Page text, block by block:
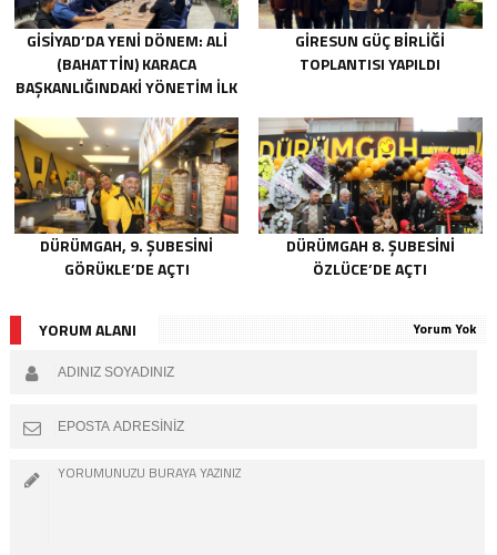
GİSİYAD’DA YENI DÖNEM: ALI
(BAHATTIN) KARACA
BAŞKANLIĞINDAKI YÖNETIM İLK
GIRESUN GÜÇ BIRLIĞI
TOPLANTISI YAPILDI
DÜRÜMGAH, 9. ŞUBESINI
GÖRÜKLE’DE AÇTI
DÜRÜMGAH 8. ŞUBESINI
ÖZLÜCE’DE AÇTI
YORUM ALANI Yorum Yok